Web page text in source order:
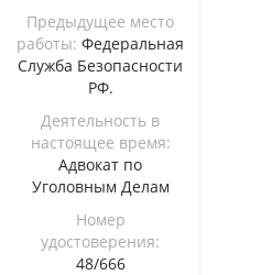
Предыдущее место
работы: Федеральная
Служба Безопасности
РФ.
Деятельность в
настоящее время:
Адвокат по
Уголовным Делам
Номер
удостоверения:
48/666